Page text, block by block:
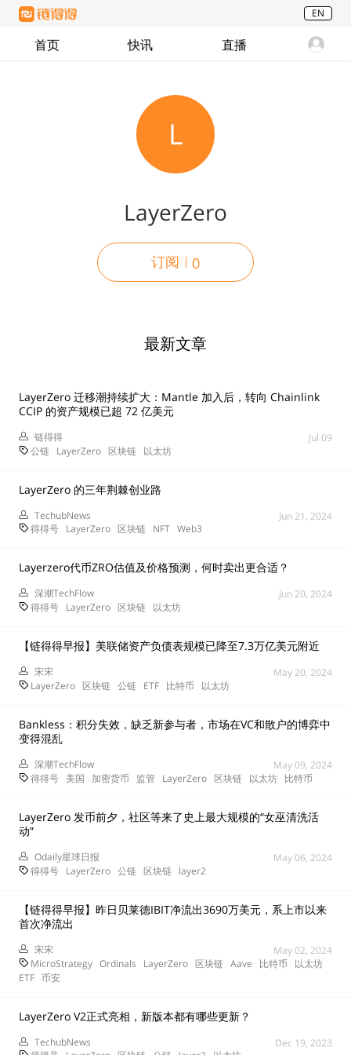
EN
首页 快讯 直播
L
LayerZero
订阅 0
最新文章
LayerZero 迁移潮持续扩大：Mantle 加入后，转向 Chainlink
CCIP 的资产规模已超 72 亿美元
链得得
Jul 09
公链 LayerZero 区块链 以太坊
LayerZero 的三年荆棘创业路
TechubNews
Jun 21, 2024
得得号 LayerZero 区块链 NFT Web3
Layerzero代币ZRO估值及价格预测，何时卖出更合适？
深潮TechFlow
Jun 20, 2024
得得号 LayerZero 区块链 以太坊
【链得得早报】美联储资产负债表规模已降至7.3万亿美元附近
宋宋
May 20, 2024
LayerZero 区块链 公链 ETF 比特币 以太坊
Bankless：积分失效，缺乏新参与者，市场在VC和散户的博弈中
变得混乱
深潮TechFlow
May 09, 2024
得得号 美国 加密货币 监管 LayerZero 区块链 以太坊 比特币
LayerZero 发币前夕，社区等来了史上最大规模的“女巫清洗活
动”
Odaily星球日报
May 06, 2024
得得号 LayerZero 公链 区块链 layer2
【链得得早报】昨日贝莱德IBIT净流出3690万美元，系上市以来
首次净流出
宋宋
May 02, 2024
MicroStrategy Ordinals LayerZero 区块链 Aave 比特币
以太坊
ETF 币安
LayerZero V2正式亮相，新版本都有哪些更新？
TechubNews
Dec 19, 2023